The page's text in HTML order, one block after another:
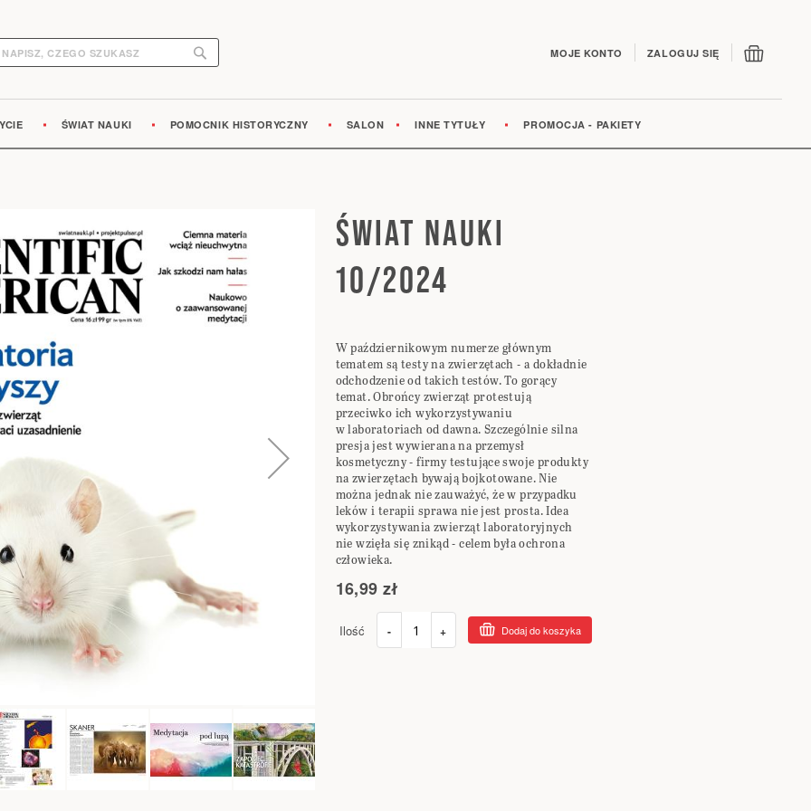
Search
MOJE KONTO ZALOGUJ SIĘ Mój
ŚWIAT NAUKI POMOCNIK HISTORYCZNY SALON INNE TYTUŁY PROMOCJA - PAKIETY
ŚWIAT NAUKI
10/2024
W październikowym numerze głównym
tematem są testy na zwierzętach - a dokładnie
odchodzenie od takich testów. To gorący
temat. Obrońcy zwierząt protestują
przeciwko ich wykorzystywaniu
w laboratoriach od dawna. Szczególnie silna
presja jest wywierana na przemysł
kosmetyczny - firmy testujące swoje produkty
na zwierzętach bywają bojkotowane. Nie
można jednak nie zauważyć, że w przypadku
leków i terapii sprawa nie jest prosta. Idea
wykorzystywania zwierząt laboratoryjnych
nie wzięła się znikąd - celem była ochrona
człowieka.
16,99 zł
Ilość - + Dodaj do koszyka